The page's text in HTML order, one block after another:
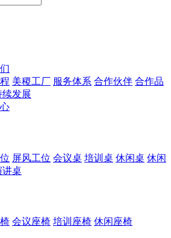
美稷工厂 服务体系 合作伙伴 合作品
续发展
屏风工位 会议桌 培训桌 休闲桌 休闲
讲桌
会议座椅 培训座椅 休闲座椅